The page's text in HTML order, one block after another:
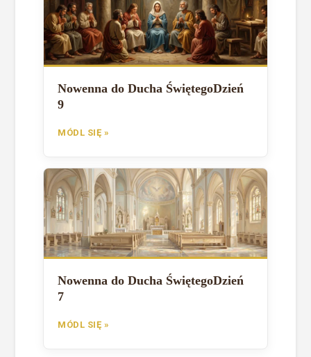
Nowenna do Ducha ŚwiętegoDzień
9
MÓDL SIĘ »
Nowenna do Ducha ŚwiętegoDzień
7
MÓDL SIĘ »